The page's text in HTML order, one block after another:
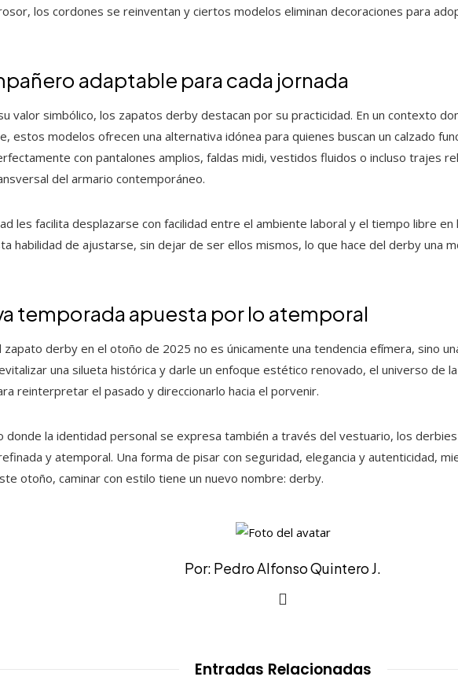
los cordones se reinventan y ciertos modelos eliminan decoraciones para
adaptable para cada jornada
valor simbólico, los zapatos derby destacan por su practicidad. En un contexto
estos modelos ofrecen una alternativa idónea para quienes buscan un calzado
con pantalones amplios, faldas midi, vestidos fluidos o incluso trajes
del armario contemporáneo.
les facilita desplazarse con facilidad entre el ambiente laboral y el tiempo libre en
habilidad de ajustarse, sin dejar de ser ellos mismos, lo que hace del derby una
temporada apuesta por lo atemporal
zapato derby en el otoño de 2025 no es únicamente una tendencia efímera, sino
una silueta histórica y darle un enfoque estético renovado, el universo de
reinterpretar el pasado y direccionarlo hacia el porvenir.
donde la identidad personal se expresa también a través del vestuario, los
y atemporal. Una forma de pisar con seguridad, elegancia y autenticidad,
otoño, caminar con estilo tiene un nuevo nombre: derby.
Por: Pedro Alfonso Quintero J.
Entradas Relacionadas